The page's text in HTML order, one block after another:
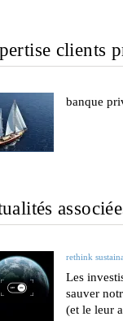
clients
banque
rethink
Les
sauver
(et le leur